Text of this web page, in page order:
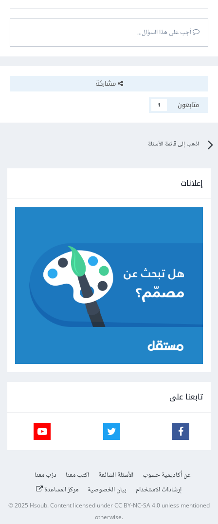
أجب على هذا السؤال...
مشاركة
متابعون
1
اذهب إلى قائمة الأسئلة
إعلانات
تابعنا على
عن أكاديمية حسوب الأسئلة الشائعة اكتب معنا
درّب معنا
إرشادات الاستخدام
بيان الخصوصية مركز المساعدة
© 2025Hsoub.Content licensed underCC BY-NC-SA 4.0unless mentioned
otherwise.